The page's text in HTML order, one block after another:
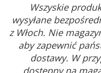
Wszyskie
wysyłane
z Włoch. Nie
aby zapewnić
dostawy. W
dostępny na